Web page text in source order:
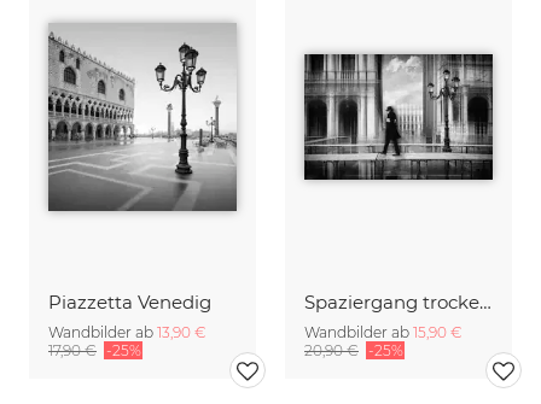
Piazzetta Venedig
Wandbilder ab 13,90 €
17,90 € -25%
Spaziergang trockenen Fußes
Wandbilder ab 15,90 €
20,90 € -25%